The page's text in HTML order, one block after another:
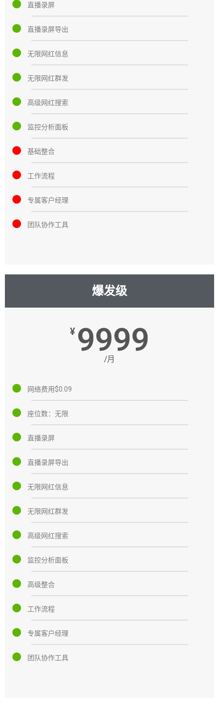
直播录屏
直播录屏导出
无限网红信息
无限网红群发
高级网红搜索
监控分析面板
基础整合
工作流程
专属客户经理
团队协作工具
爆发级
¥ 9999
/月
网络费用$0.09
座位数：无限
直播录屏
直播录屏导出
无限网红信息
无限网红群发
高级网红搜索
监控分析面板
高级整合
工作流程
专属客户经理
团队协作工具